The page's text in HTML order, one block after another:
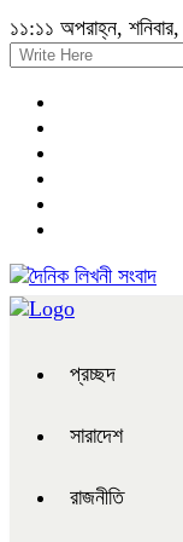
১১:১১ অপরাহ্ন,
প্রচ্ছদ
সারাদেশ
রাজনীতি